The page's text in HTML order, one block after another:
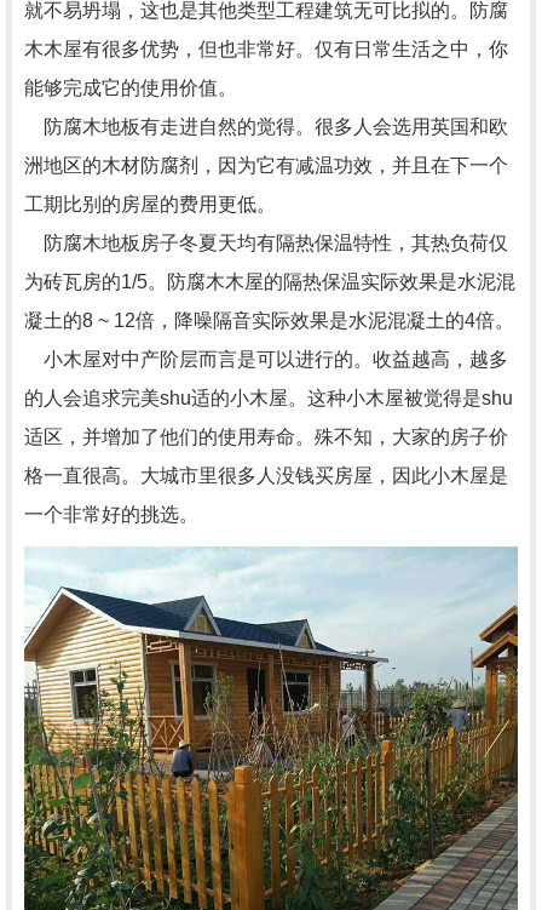
就不易坍塌，这也是其他类型工程建筑无可比拟的。防腐
木木屋有很多优势，但也非常好。仅有日常生活之中，你
能够完成它的使用价值。
防腐木地板有走进自然的觉得。很多人会选用英国和欧
洲地区的木材防腐剂，因为它有减温功效，并且在下一个
工期比别的房屋的费用更低。
防腐木地板房子冬夏天均有隔热保温特性，其热负荷仅
为砖瓦房的1/5。防腐木木屋的隔热保温实际效果是水泥混
凝土的8 ~ 12倍，降噪隔音实际效果是水泥混凝土的4倍。
小木屋对中产阶层而言是可以进行的。收益越高，越多
的人会追求完美shu适的小木屋。这种小木屋被觉得是shu
适区，并增加了他们的使用寿命。殊不知，大家的房子价
格一直很高。大城市里很多人没钱买房屋，因此小木屋是
一个非常好的挑选。